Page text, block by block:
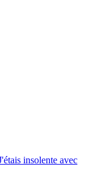
insolente avec